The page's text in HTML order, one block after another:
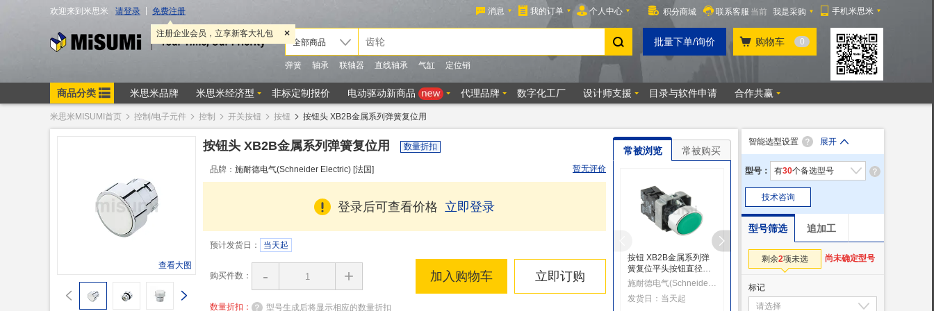
米思米MISUMI首页 控制/电子元件 控制 开关按钮 按钮 按钮头 XB2B金属系列弹簧复位用
查看大图
按钮头 XB2B金属系列弹簧复位用 数量折扣
品牌： 施耐德电气(Schneider Electric) [法国] 暂无评价
登录后可查看价格 立即登录
预计发货日： 当天起
购买件数： - +
数量折扣： 型号生成后将显示相应的数量折扣
加入购物车 立即订购
常被浏览 常被购买
按钮 XB2B金属系列弹
簧复位平头按钮直径
22mm
施耐德电气(Schneider Electric) [法国]
发货日：当天起
附件 ZB4B按钮头（用
于按钮Φ22）
发货日：当天起
XB2B金属系列弹簧返
发货日：当天起
智能选型设置 展开
型号： 有30个备选型号
技术咨询
型号筛选 追加工
剩余2项未选 尚未确定型号
标记